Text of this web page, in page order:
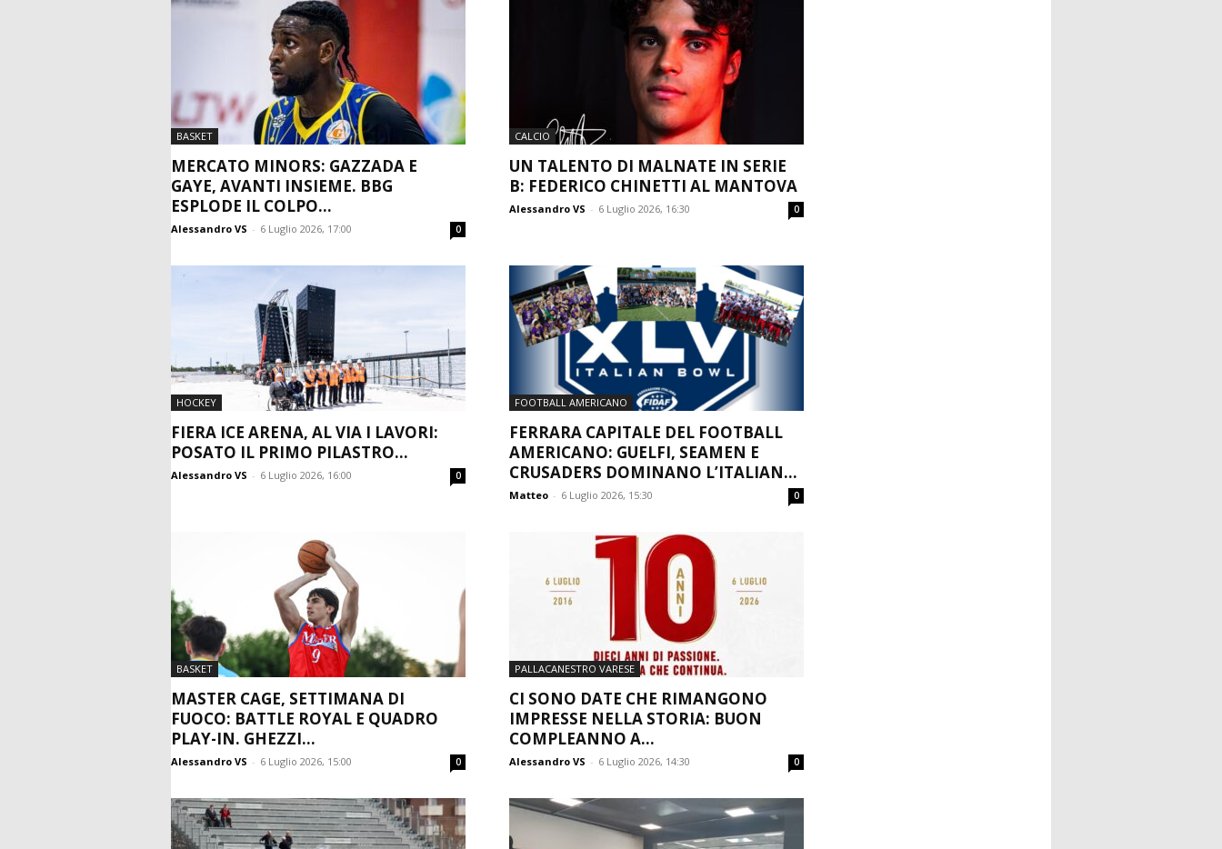
BASKET
MERCATO MINORS: GAZZADA E
GAYE, AVANTI INSIEME. BBG
ESPLODE IL COLPO...
Alessandro VS - 6 Luglio 2026, 17:00 0
CALCIO
UN TALENTO DI MALNATE IN SERIE
B: FEDERICO CHINETTI AL MANTOVA
Alessandro VS - 6 Luglio 2026, 16:30 0
HOCKEY
FIERA ICE ARENA, AL VIA I LAVORI:
POSATO IL PRIMO PILASTRO...
Alessandro VS - 6 Luglio 2026, 16:00 0
FOOTBALL AMERICANO
FERRARA CAPITALE DEL FOOTBALL
AMERICANO: GUELFI, SEAMEN E
CRUSADERS DOMINANO L’ITALIAN...
Matteo - 6 Luglio 2026, 15:30 0
BASKET
MASTER CAGE, SETTIMANA DI
FUOCO: BATTLE ROYAL E QUADRO
PLAY-IN. GHEZZI...
Alessandro VS - 6 Luglio 2026, 15:00 0
PALLACANESTRO VARESE
CI SONO DATE CHE RIMANGONO
IMPRESSE NELLA STORIA: BUON
COMPLEANNO A...
Alessandro VS - 6 Luglio 2026, 14:30 0